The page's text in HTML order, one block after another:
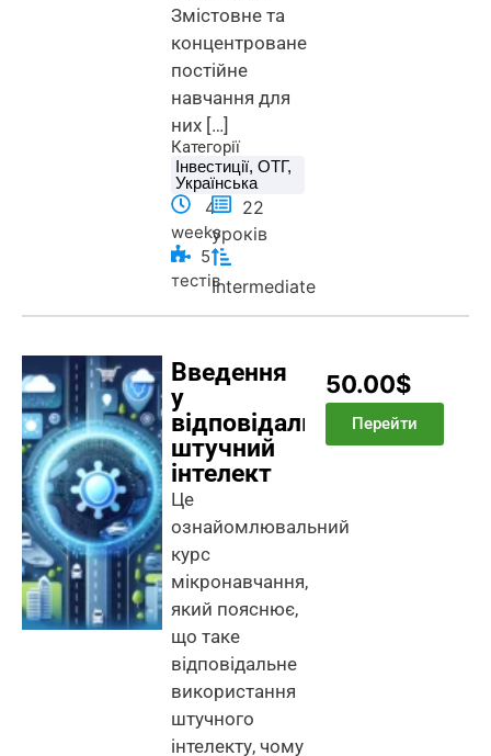
Змістовне та
концентроване
постійне
навчання для
них […]
Категорії
Інвестиції, ОТГ,
Українська
4
weeks
5
тестів
22
уроків
Intermediate
Введення
у
відповідальний
штучний
інтелект
Це
ознайомлювальний
курс
мікронавчання,
який пояснює,
що таке
відповідальне
використання
штучного
інтелекту, чому
50.00$
Перейти